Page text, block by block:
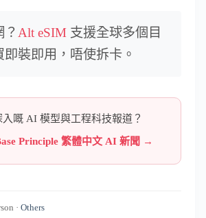
Alt eSIM 支援全球多個目
即裝即用，唔使拆卡。
嘅 AI 模型與工程科技報道？
Principle 繁體中文 AI 新聞 →
· Others